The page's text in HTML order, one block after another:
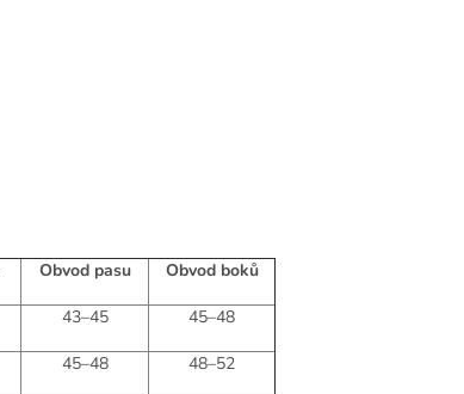
Obvod pasu Obvod boků
43–45 45–48
45–48 48–52